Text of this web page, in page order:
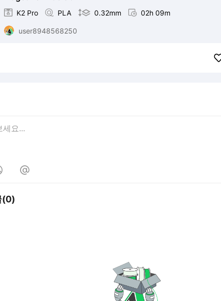
 K2 Pro  PLA  0.32mm  02h 09m
user8948568250

(0)